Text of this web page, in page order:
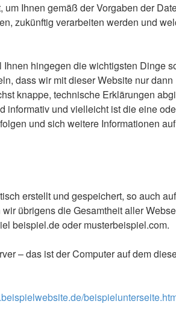
Ihnen gemäß der Vorgaben der
zukünftig verarbeiten werden und
hingegen die wichtigsten Dinge
dass wir mit dieser Website nur
knappe, technische Erklärungen
und vielleicht ist die eine
und sich weitere Informationen
erstellt und gespeichert, so auch
übrigens die Gesamtheit aller
beispiel.de oder musterbeispiel.com.
– das ist der Computer auf dem